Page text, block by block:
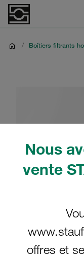
Nous
vente
offres et
/ Boîtiers filtrants